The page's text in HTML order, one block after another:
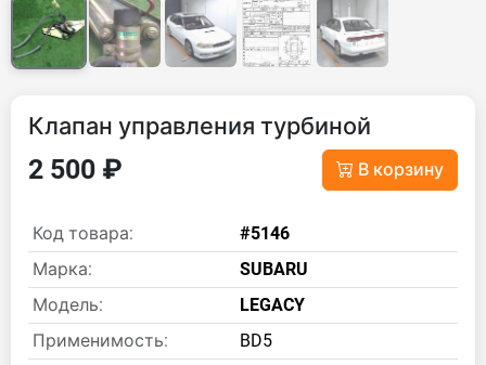
Клапан управления турбиной
2 500 ₽ В корзину
Код товара:
#5146
Марка:
SUBARU
Модель:
LEGACY
Применимость:
BD5